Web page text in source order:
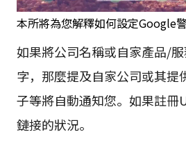
本所將為您解釋如何設定Google
如果將公司名稱或自家產品/
字，那麼提及自家公司或其提
子等將自動通知您。如果註冊
鏈接的狀況。